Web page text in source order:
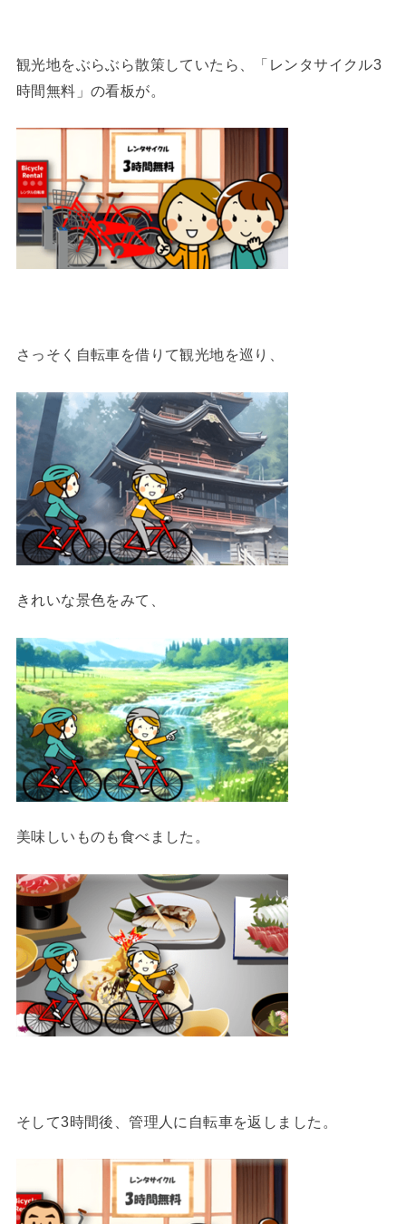
観光地をぶらぶら散策していたら、「レンタサイクル3
時間無料」の看板が。
さっそく自転車を借りて観光地を巡り、
きれいな景色をみて、
美味しいものも食べました。
そして3時間後、管理人に自転車を返しました。